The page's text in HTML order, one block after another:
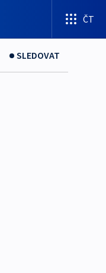
ČT
SLEDOVAT